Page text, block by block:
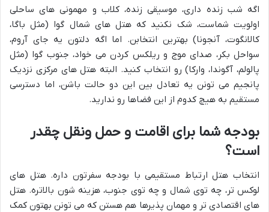
اگه شب زنده داری، موسیقی زنده، کلاب و مهمونی های ساحلی
اولویت شماست، شک نکنید که هتل های شمال گوا (مثل باگا،
کالانگوت، آنجونا) بهترین انتخابن. اما اگه دلتون یه جای آروم،
سواحل بکر، صدای موج و ریلکس کردن می خواد، جنوب گوا (مثل
پالولم، آگوندا، وارکا) رو انتخاب کنید. البته هتل های مرکزی نزدیک
پانجیم می تونن یه تعادل بین این دو حالت باشن، اما دسترسی
مستقیم به هیچ کدوم از این فضاها رو ندارید.
بودجه شما برای اقامت و حمل ونقل چقدر
است؟
انتخاب هتل ارتباط مستقیمی با بودجه سفرتون داره. هتل های
لوکس تر، چه توی شمال و چه توی جنوب، هزینه شون بالاتره. هتل
های اقتصادی تر و مهمان پذیرها هم هستن که می تونن بهتون کمک